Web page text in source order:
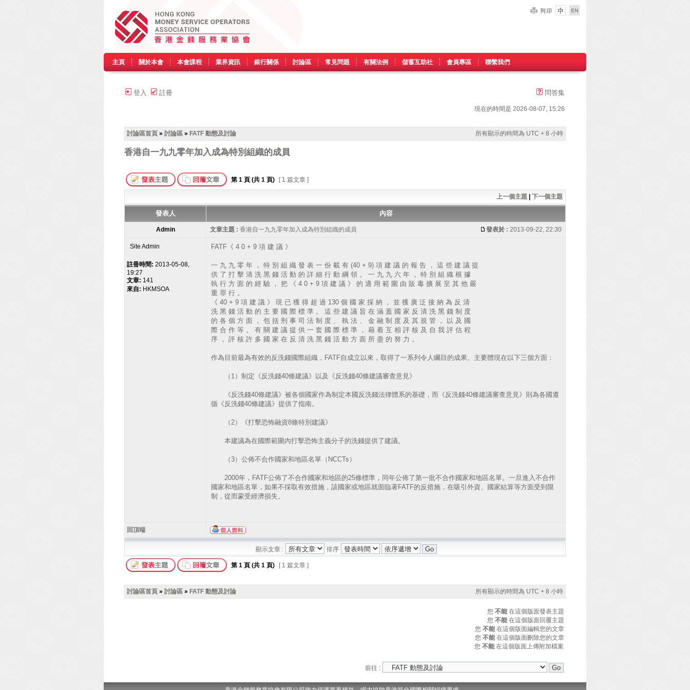
主頁 關於本會 本會課程 業界資訊 銀行關係 討論區 常見問題 有關法例 儲蓄互助社 會員專區 聯繫我們
登入 註冊 問答集
現在的時間是 2026-08-07, 15:26
討論區首頁 » 討論區 » FATF 動態及討論 所有顯示的時間為 UTC + 8 小時
香港自一九九零年加入成為特別組織的成員
第 1 頁 (共 1 頁) [ 1 篇文章 ]
上一個主題 下一個主題
發表人 內容
Admin 文章主題 : 香港自一九九零年加入成為特別組織的成員 發表於 : 2013-09-22, 22:30
Site Admin
註冊時間: 2013-05-08,
19:27
文章: 141
來自: HKMSOA
FATF《 4 0 + 9 項 建 議 》
一 九 九 零 年 ， 特 別 組 織 發 表 一 份 載 有 (40 + 9) 項 建 議 的 報 告 ， 這 些 建 議 提
供 了 打 擊 清 洗 黑 錢 活 動 的 詳 細 行 動 綱 領 。 一 九 九 六 年 ， 特 別 組 織 根 據
執 行 方 面 的 經 驗 ， 把 《 4 0 + 9 項 建 議 》 的 適 用 範 圍 由 販 毒 擴 展 至 其 他 嚴
重 罪 行 。
《 40 + 9 項 建 議 》 現 已 獲 得 超 過 130 個 國 家 採 納 ， 並 獲 廣 泛 接 納 為 反 清
洗 黑 錢 活 動 的 主 要 國 際 標 準 。 這 些 建 議 旨 在 涵 蓋 國 家 反 清 洗 黑 錢 制 度
的 各 個 方 面 ， 包 括 刑 事 司 法 制 度 、 執 法 、 金 融 制 度 及 其 規 管 ， 以 及 國
際 合 作 等 。 有 關 建 議 提 供 一 套 國 際 標 準 ， 藉 着 互 相 評 核 及 自 我 評 估 程
序 ， 評 核 許 多 國 家 在 反 清 洗 黑 錢 活 動 方 面 所 盡 的 努 力 。
作為目前最為有效的反洗錢國際組織，FATF自成立以來，取得了一系列令人矚目的成果。主要體現在以下三個方面：
（1）制定《反洗錢40條建議》以及《反洗錢40條建議審查意見》
《反洗錢40條建議》被各個國家作為制定本國反洗錢法律體系的基礎，而《反洗錢40條建議審查意見》則為各國遵
循《反洗錢40條建議》提供了指南。
（2）《打擊恐怖融資8條特別建議》
本建議為在國際範圍內打擊恐怖主義分子的洗錢提供了建議。
（3）公佈不合作國家和地區名單（NCCTs）
2000年，FATF公佈了不合作國家和地區的25條標準，同年公佈了第一批不合作國家和地區名單。一旦進入不合作
國家和地區名單，如果不採取有效措施，該國家或地區就面臨著FATF的反措施，在吸引外資、國家結算等方面受到限
制，從而蒙受經濟損失。
回頂端
顯示文章 : 排序
第 1 頁 (共 1 頁) [ 1 篇文章 ]
討論區首頁 » 討論區 » FATF 動態及討論 所有顯示的時間為 UTC + 8 小時
您 不能 在這個版面發表主題
您 不能 在這個版面回覆主題
您 不能 在這個版面編輯您的文章
您 不能 在這個版面刪除您的文章
您 不能 在這個版面上傳附加檔案
前往 :